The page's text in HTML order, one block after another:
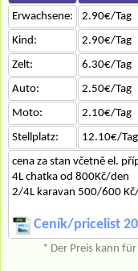
Erwachsene:
2.90€/Tag
Kind:
2.90€/Tag
Zelt:
6.30€/Tag
Auto:
2.50€/Tag
Moto:
2.10€/Tag
Stellplatz:
12.10€/Tag
cena za stan včetně el.
4L chatka od 800Kč/den
2/4L karavan 500/600
Ceník/pricelist
* Der Preis kann